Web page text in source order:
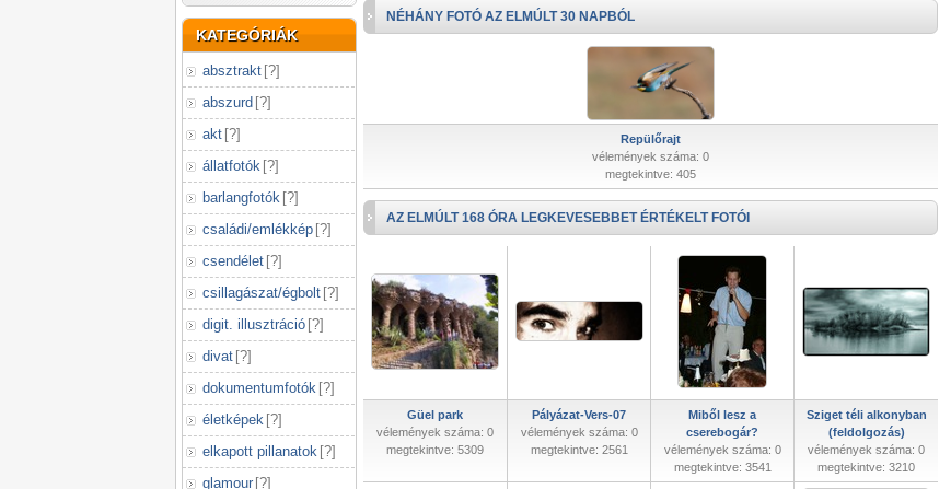
KATEGÓRIÁK
absztrakt [?]
abszurd [?]
akt [?]
állatfotók [?]
barlangfotók [?]
családi/emlékkép [?]
csendélet [?]
csillagászat/égbolt [?]
digit. illusztráció [?]
divat [?]
dokumentumfotók [?]
életképek [?]
elkapott pillanatok [?]
glamour [?]
NÉHÁNY FOTÓ AZ ELMÚLT 30 NAPBÓL
Repülőrajt
vélemények száma: 0
megtekintve: 405
AZ ELMÚLT 168 ÓRA LEGKEVESEBBET ÉRTÉKELT FOTÓI
Güel park
vélemények száma: 0
megtekintve: 5309
Pályázat-Vers-07
vélemények száma: 0
megtekintve: 2561
Miből lesz a
cserebogár?
vélemények száma: 0
megtekintve: 3541
Sziget téli alkonyban
(feldolgozás)
vélemények száma: 0
megtekintve: 3210